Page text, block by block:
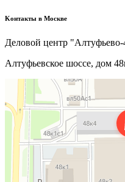
Kонтакты в Москве
Деловой центр "Алтуфьево-
Алтуфьевское шоссе, дом